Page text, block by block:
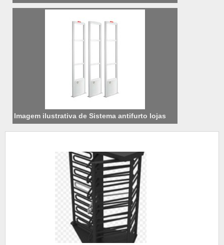
Imagem ilustrativa de Sistema antifurto lojas